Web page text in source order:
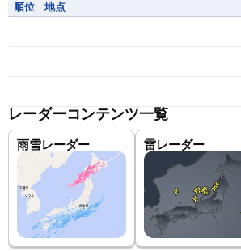
順位 地点
レーダーコンテンツ一覧
雨雪レーダー 雷レーダー